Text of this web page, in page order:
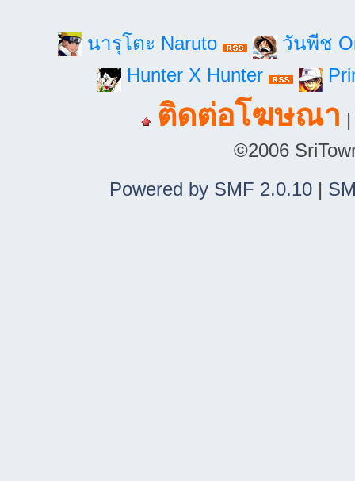
นารุโตะ Naruto
วันพีช
Hunter X Hunter
ติดต่อโฆษณา
©2006
Powered by SMF 2.0.10|